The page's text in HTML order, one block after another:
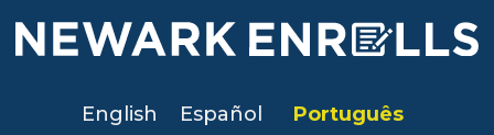
Skip
English Español
Português